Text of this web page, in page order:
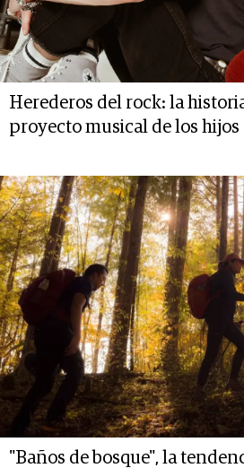
Herederos del rock: la
proyecto musical de los hijos
"Baños de bosque", la